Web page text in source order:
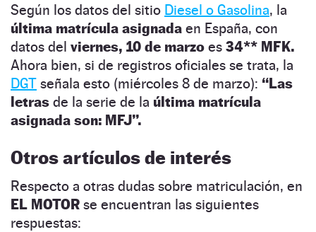
Según los datos del sitio Diesel o Gasolina, la
última matrícula asignada en España, con
datos del viernes, 10 de marzo es 34** MFK.
Ahora bien, si de registros oficiales se trata, la
DGT señala esto (miércoles 8 de marzo): “Las
letras de la serie de la última matrícula
asignada son: MFJ”.
Otros artículos de interés
Respecto a otras dudas sobre matriculación, en
EL MOTOR se encuentran las siguientes
respuestas: